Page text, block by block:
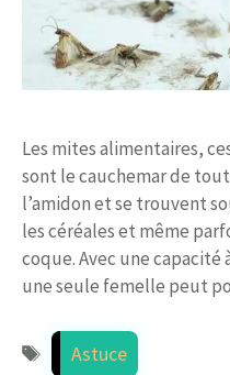
Les mites alimentaires,
sont le cauchemar de
l’amidon et se trouvent
les céréales et même
coque. Avec une
une seule femelle peut
Étiquettes
Astuce